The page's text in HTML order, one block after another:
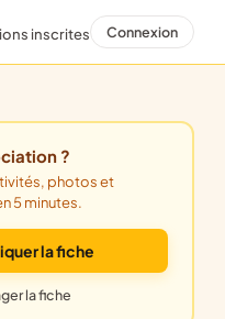
inscrites Connexion
?
5 minutes.
la fiche
la fiche